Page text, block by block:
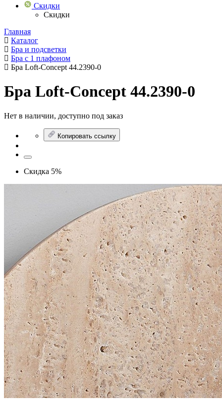
Скидки
Скидки
Главная
Каталог
Бра и подсветки
Бра с 1 плафоном
Бра Loft-Concept 44.2390-0
Бра Loft-Concept 44.2390-0
Нет в наличии, доступно под заказ
Копировать ссылку
Скидка 5%